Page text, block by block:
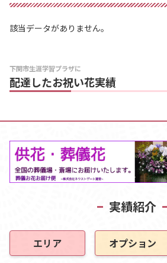
該当データがありません。
下関市生涯学習プラザに
配達したお祝い花実績
実績紹介
エリア オプション